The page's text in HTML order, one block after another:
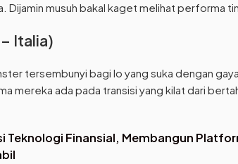
Dijamin musuh bakal kaget melihat performa
Italia)
tersembunyi bagi lo yang suka dengan
mereka ada pada transisi yang kilat dari
Teknologi Finansial, Membangun